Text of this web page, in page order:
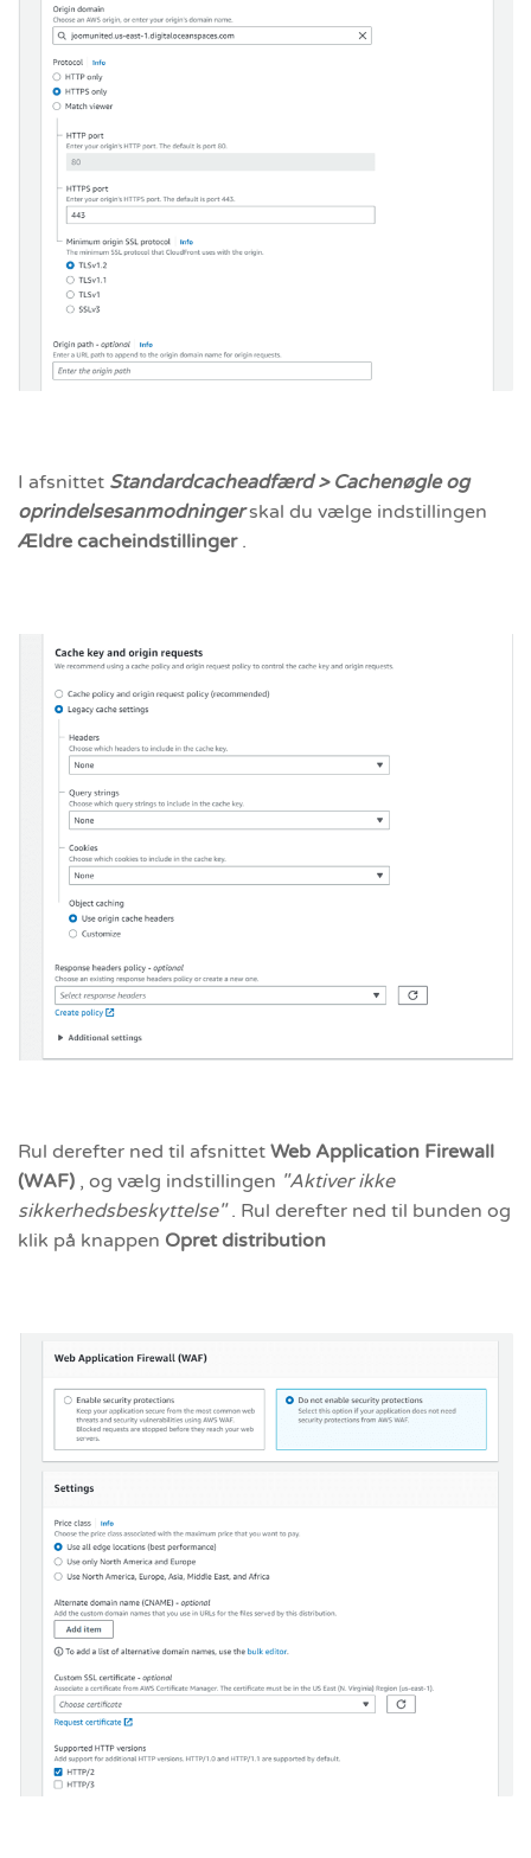
I afsnittet Standardcacheadfærd > Cachenøgle og
oprindelsesanmodningerskal du vælge indstillingen
Ældre cacheindstillinger.
Rul derefter ned til afsnittet Web Application Firewall
(WAF) , og vælg indstillingen "Aktiver ikke
sikkerhedsbeskyttelse". Rul derefter ned til bunden og
klik på knappen Opret distribution